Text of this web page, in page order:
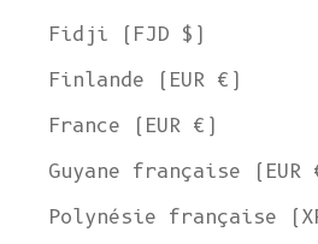
Fidji (FJD $)
Finlande (EUR €)
France (EUR €)
Guyane française (EUR
Polynésie française